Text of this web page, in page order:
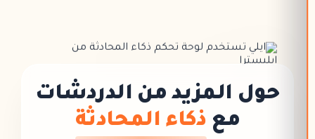
حول المزيد من الدردشات
مع ذكاء المحادثة